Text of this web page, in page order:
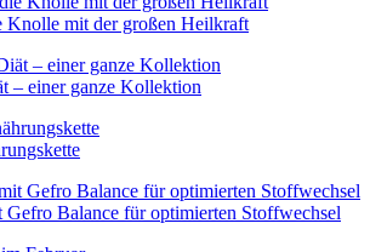
Knolle mit der großen Heilkraft
– einer ganze Kollektion
Gefro Balance für optimierten Stoffwechsel